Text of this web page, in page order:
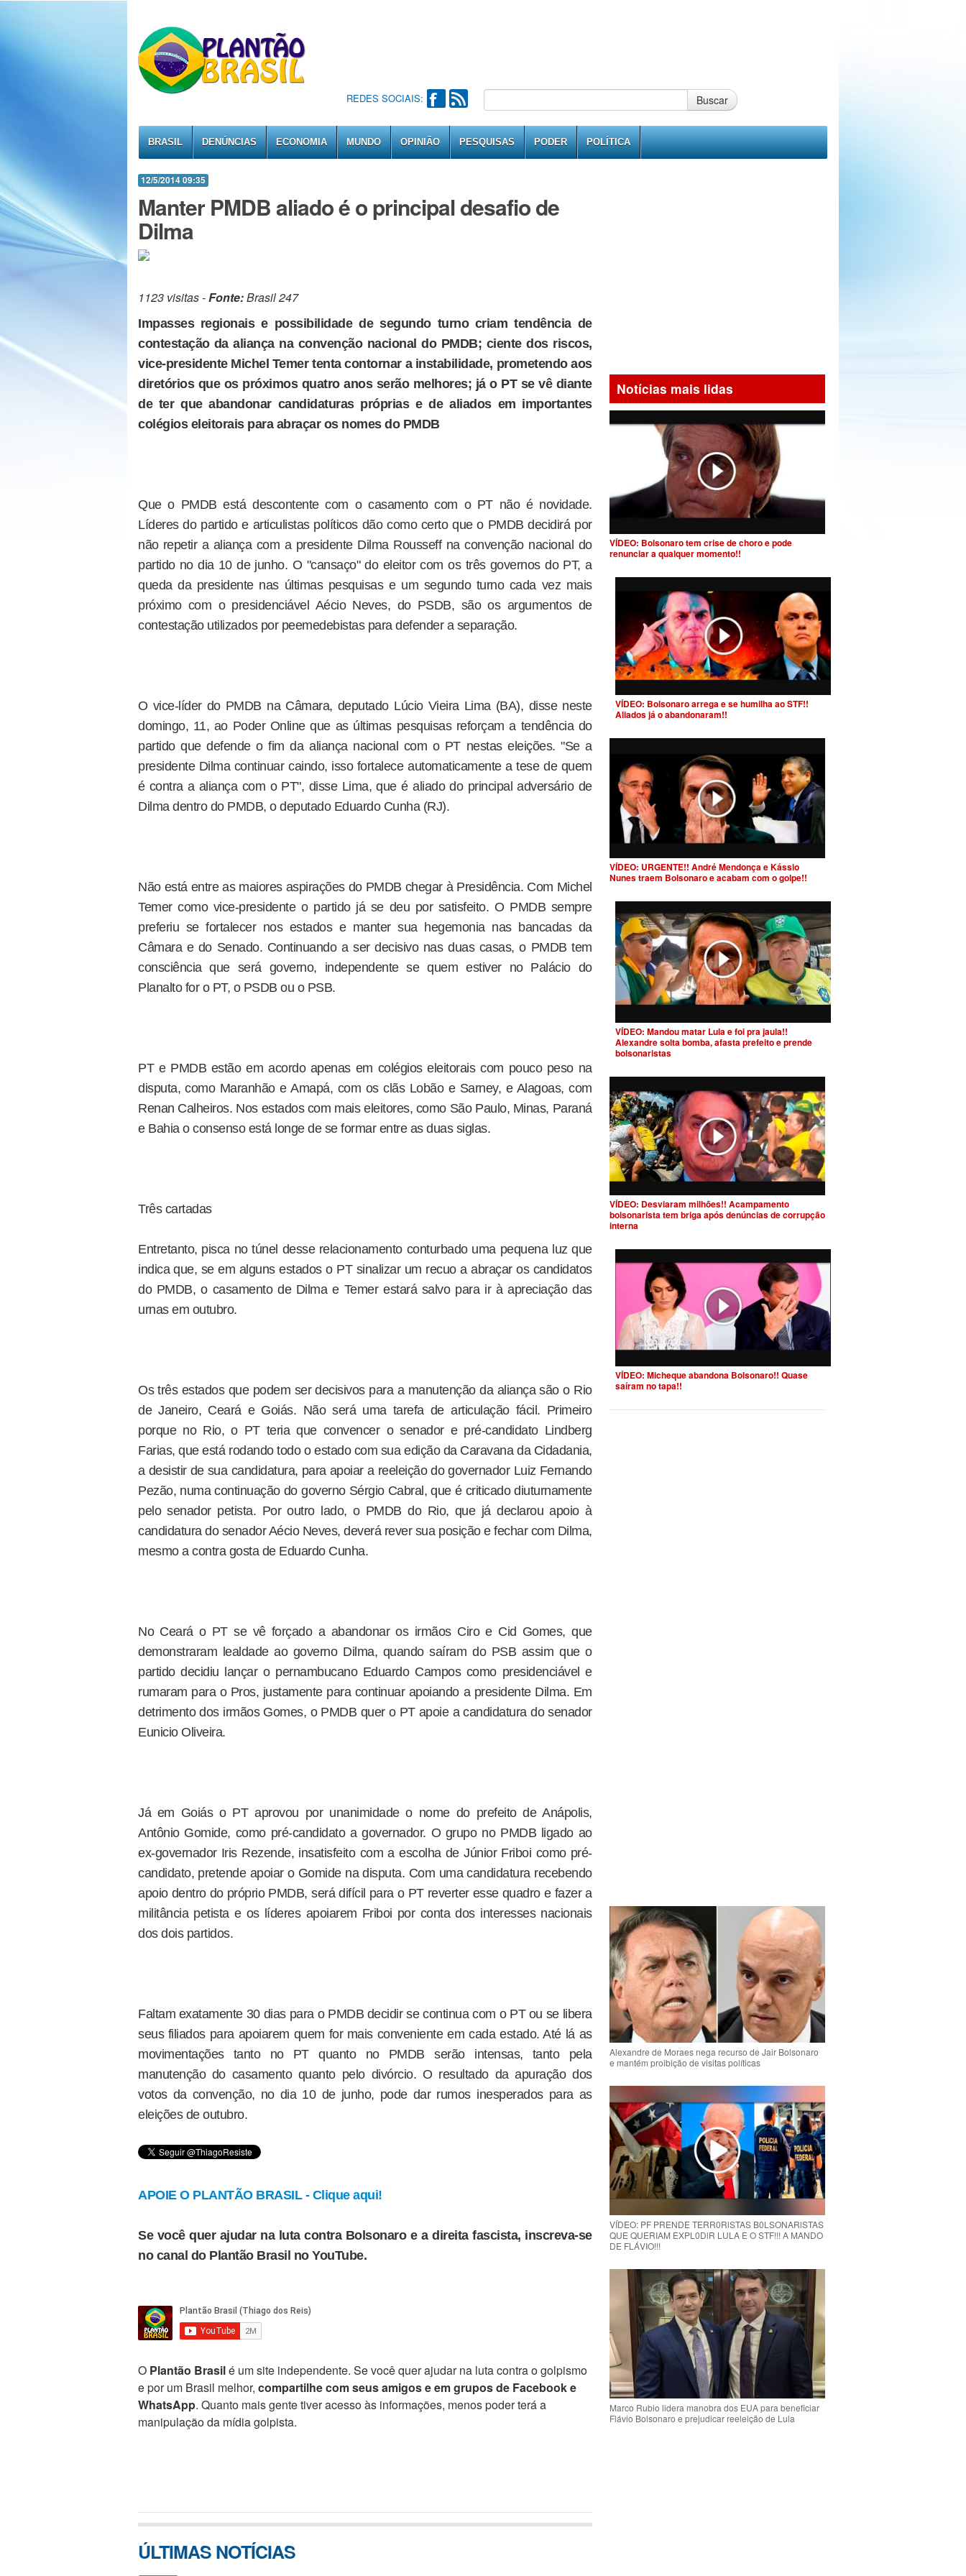
REDES SOCIAIS: Buscar
BRASIL DENÚNCIAS ECONOMIA MUNDO OPINIÃO PESQUISAS PODER POLÍTICA
12/5/2014 09:35
Manter PMDB aliado é o principal desafio de
Dilma
1123 visitas -Fonte:Brasil 247
Impasses regionais e possibilidade de segundo turno criam tendência de
contestação da aliança na convenção nacional do PMDB; ciente dos riscos,
vice-presidente Michel Temer tenta contornar a instabilidade, prometendo aos
diretórios que os próximos quatro anos serão melhores; já o PT se vê diante
de ter que abandonar candidaturas próprias e de aliados em importantes
colégios eleitorais para abraçar os nomes do PMDB
Que o PMDB está descontente com o casamento com o PT não é novidade.
Líderes do partido e articulistas políticos dão como certo que o PMDB decidirá por
não repetir a aliança com a presidente Dilma Rousseff na convenção nacional do
partido no dia 10 de junho. O "cansaço" do eleitor com os três governos do PT, a
queda da presidente nas últimas pesquisas e um segundo turno cada vez mais
próximo com o presidenciável Aécio Neves, do PSDB, são os argumentos de
contestação utilizados por peemedebistas para defender a separação.
O vice-líder do PMDB na Câmara, deputado Lúcio Vieira Lima (BA), disse neste
domingo, 11, ao Poder Online que as últimas pesquisas reforçam a tendência do
partido que defende o fim da aliança nacional com o PT nestas eleições. "Se a
presidente Dilma continuar caindo, isso fortalece automaticamente a tese de quem
é contra a aliança com o PT", disse Lima, que é aliado do principal adversário de
Dilma dentro do PMDB, o deputado Eduardo Cunha (RJ).
Não está entre as maiores aspirações do PMDB chegar à Presidência. Com Michel
Temer como vice-presidente o partido já se deu por satisfeito. O PMDB sempre
preferiu se fortalecer nos estados e manter sua hegemonia nas bancadas da
Câmara e do Senado. Continuando a ser decisivo nas duas casas, o PMDB tem
consciência que será governo, independente se quem estiver no Palácio do
Planalto for o PT, o PSDB ou o PSB.
PT e PMDB estão em acordo apenas em colégios eleitorais com pouco peso na
disputa, como Maranhão e Amapá, com os clãs Lobão e Sarney, e Alagoas, com
Renan Calheiros. Nos estados com mais eleitores, como São Paulo, Minas, Paraná
e Bahia o consenso está longe de se formar entre as duas siglas.
Três cartadas
Entretanto, pisca no túnel desse relacionamento conturbado uma pequena luz que
indica que, se em alguns estados o PT sinalizar um recuo a abraçar os candidatos
do PMDB, o casamento de Dilma e Temer estará salvo para ir à apreciação das
urnas em outubro.
Os três estados que podem ser decisivos para a manutenção da aliança são o Rio
de Janeiro, Ceará e Goiás. Não será uma tarefa de articulação fácil. Primeiro
porque no Rio, o PT teria que convencer o senador e pré-candidato Lindberg
Farias, que está rodando todo o estado com sua edição da Caravana da Cidadania,
a desistir de sua candidatura, para apoiar a reeleição do governador Luiz Fernando
Pezão, numa continuação do governo Sérgio Cabral, que é criticado diuturnamente
pelo senador petista. Por outro lado, o PMDB do Rio, que já declarou apoio à
candidatura do senador Aécio Neves, deverá rever sua posição e fechar com Dilma,
mesmo a contra gosta de Eduardo Cunha.
No Ceará o PT se vê forçado a abandonar os irmãos Ciro e Cid Gomes, que
demonstraram lealdade ao governo Dilma, quando saíram do PSB assim que o
partido decidiu lançar o pernambucano Eduardo Campos como presidenciável e
rumaram para o Pros, justamente para continuar apoiando a presidente Dilma. Em
detrimento dos irmãos Gomes, o PMDB quer o PT apoie a candidatura do senador
Eunicio Oliveira.
Já em Goiás o PT aprovou por unanimidade o nome do prefeito de Anápolis,
Antônio Gomide, como pré-candidato a governador. O grupo no PMDB ligado ao
ex-governador Iris Rezende, insatisfeito com a escolha de Júnior Friboi como pré-
candidato, pretende apoiar o Gomide na disputa. Com uma candidatura recebendo
apoio dentro do próprio PMDB, será difícil para o PT reverter esse quadro e fazer a
militância petista e os líderes apoiarem Friboi por conta dos interesses nacionais
dos dois partidos.
Faltam exatamente 30 dias para o PMDB decidir se continua com o PT ou se libera
seus filiados para apoiarem quem for mais conveniente em cada estado. Até lá as
movimentações tanto no PT quanto no PMDB serão intensas, tanto pela
manutenção do casamento quanto pelo divórcio. O resultado da apuração dos
votos da convenção, no dia 10 de junho, pode dar rumos inesperados para as
eleições de outubro.
APOIE O PLANTÃO BRASIL - Clique aqui!
Se você quer ajudar na luta contra Bolsonaro e a direita fascista, inscreva-se
no canal do Plantão Brasil no YouTube.
O Plantão Brasilé um site independente. Se você quer ajudar na luta contra o golpismo
e por um Brasil melhor, compartilhe com seus amigos e em grupos de Facebook e
WhatsApp. Quanto mais gente tiver acesso às informações, menos poder terá a
manipulação da mídia golpista.
ÚLTIMAS NOTÍCIAS
Notícias mais lidas
VÍDEO: Bolsonaro tem crise de choro e pode
renunciar a qualquer momento!!
VÍDEO: Bolsonaro arrega e se humilha ao STF!!
Aliados já o abandonaram!!
VÍDEO: URGENTE!! André Mendonça e Kássio
Nunes traem Bolsonaro e acabam com o golpe!!
VÍDEO: Mandou matar Lula e foi pra jaula!!
Alexandre solta bomba, afasta prefeito e prende
bolsonaristas
VÍDEO: Desviaram milhões!! Acampamento
bolsonarista tem briga após denúncias de corrupção
interna
VÍDEO: Micheque abandona Bolsonaro!! Quase
saíram no tapa!!
Alexandre de Moraes nega recurso de Jair Bolsonaro
e mantém proibição de visitas políticas
VÍDEO: PF PRENDE TERR0RlSTAS B0LSONARlSTAS
QUE QUERIAM EXPL0DlR LULA E O STF!!! A MANDO
DE FLÁVIO!!!
Marco Rubio lidera manobra dos EUA para beneficiar
Flávio Bolsonaro e prejudicar reeleição de Lula